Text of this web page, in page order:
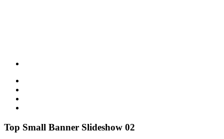
Top Small Banner Slideshow 02